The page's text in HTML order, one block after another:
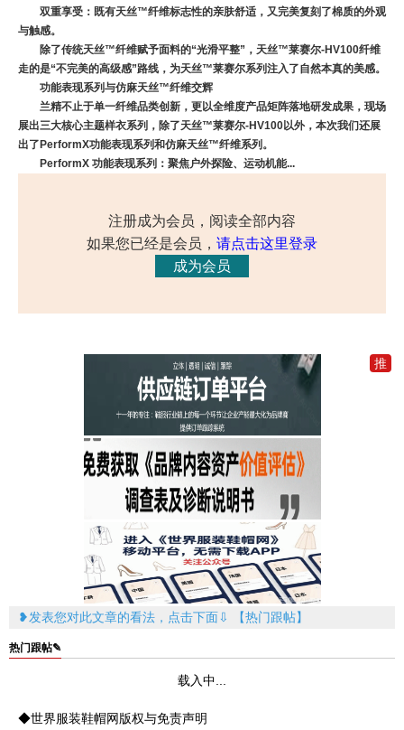
双重享受：既有天丝™纤维标志性的亲肤舒适，又完美复刻了棉质的外观
与触感。
除了传统天丝™纤维赋予面料的“光滑平整”，天丝™莱赛尔-HV100纤维
走的是“不完美的高级感”路线，为天丝™莱赛尔系列注入了自然本真的美感。
功能表现系列与仿麻天丝™纤维交辉
兰精不止于单一纤维品类创新，更以全维度产品矩阵落地研发成果，现场
展出三大核心主题样衣系列，除了天丝™莱赛尔-HV100以外，本次我们还展
出了PerformX功能表现系列和仿麻天丝™纤维系列。
PerformX 功能表现系列：聚焦户外探险、运动机能...
注册成为会员，阅读全部内容
如果您已经是会员， 请点击这里登录
成为会员
推
❥发表您对此文章的看法，点击下面⇩ 【热门跟帖】
热门跟帖✎
载入中...
◆世界服装鞋帽网版权与免责声明